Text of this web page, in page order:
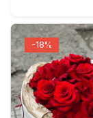
-18%